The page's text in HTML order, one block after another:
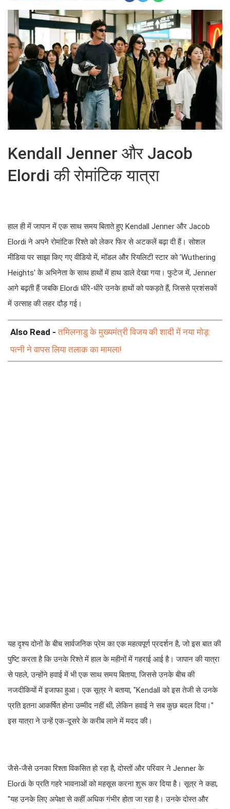
Kendall Jenner और Jacob
Elordi की रोमांटिक यात्रा
हाल ही में जापान में एक साथ समय बिताते हुए Kendall Jenner और Jacob
Elordi ने अपने रोमांटिक रिश्ते को लेकर फिर से अटकलें बढ़ा दी हैं। सोशल
मीडिया पर साझा किए गए वीडियो में, मॉडल और रियलिटी स्टार को 'Wuthering
Heights' के अभिनेता के साथ हाथों में हाथ डाले देखा गया। फुटेज में, Jenner
आगे बढ़ती हैं जबकि Elordi धीरे-धीरे उनके हाथों को पकड़ते हैं, जिससे प्रशंसकों
में उत्साह की लहर दौड़ गई।
Also Read -तमिलनाडु के मुख्यमंत्री विजय की शादी में नया मोड़:
पत्नी ने वापस लिया तलाक का मामला!
यह दृश्य दोनों के बीच सार्वजनिक प्रेम का एक महत्वपूर्ण प्रदर्शन है, जो इस बात की
पुष्टि करता है कि उनके रिश्ते में हाल के महीनों में गहराई आई है। जापान की यात्रा
से पहले, उन्होंने हवाई में भी एक साथ समय बिताया, जिससे उनके बीच की
नजदीकियों में इजाफा हुआ। एक सूत्र ने बताया, "Kendall को इस तेजी से उनके
प्रति इतना आकर्षित होना उम्मीद नहीं थी, लेकिन हवाई ने सब कुछ बदल दिया।"
इस यात्रा ने उन्हें एक-दूसरे के करीब लाने में मदद की।
जैसे-जैसे उनका रिश्ता विकसित हो रहा है, दोस्तों और परिवार ने Jenner के
Elordi के प्रति गहरे भावनाओं को महसूस करना शुरू कर दिया है। सूत्र ने कहा,
"यह उनके लिए अपेक्षा से कहीं अधिक गंभीर होता जा रहा है। उनके दोस्त और